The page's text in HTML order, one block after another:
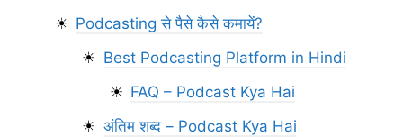
Podcasting से पैसे कैसे कमायें?
Best Podcasting Platform in Hindi
FAQ – Podcast Kya Hai
अंतिम शब्द – Podcast Kya Hai